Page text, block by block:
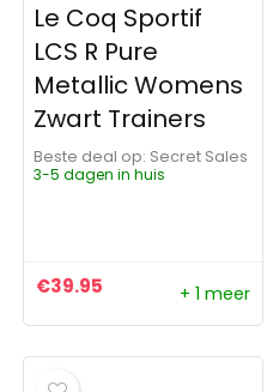
Le Coq Sportif
LCS R Pure
Metallic Womens
Zwart Trainers
Beste deal op:
Secret Sales
3-5 dagen in huis
€39.95 + 1 meer